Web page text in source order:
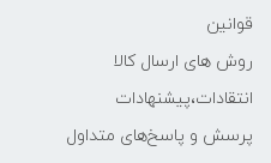
قوانین
روش های ارسال کالا
انتقادات،پیشنهادات
پرسش و پاسخ‌های متداول